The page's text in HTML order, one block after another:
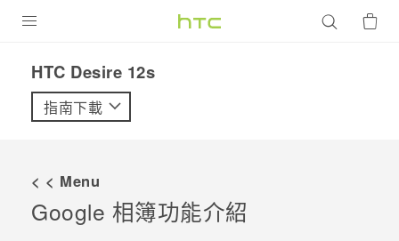
VIVE
HTC Desire 12s‎
指南下載
< < Menu
Google 相簿功能介紹